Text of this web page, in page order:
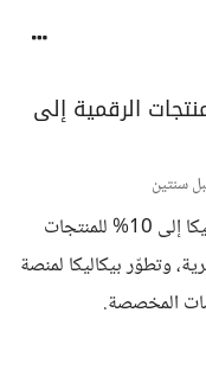
الرقمية إلى
سنتين
يسعدنا الإعلان عن خفض عمولة بيكاليكا إلى 10% للمنتجات
وتطوّر بيكاليكا لمنصة
المخصصة.